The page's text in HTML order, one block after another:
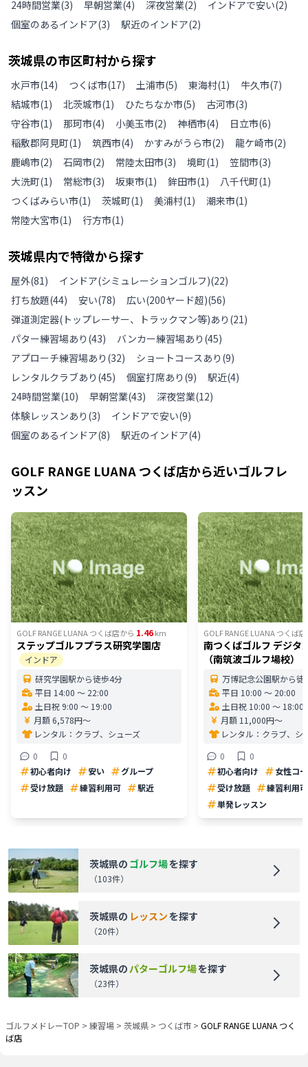
24時間営業(3) 早朝営業(4) 深夜営業(2) インドアで安い(2)
個室のあるインドア(3) 駅近のインドア(2)
茨城県の市区町村から探す
水戸市(14) つくば市(17) 土浦市(5) 東海村(1) 牛久市(7)
結城市(1) 北茨城市(1) ひたちなか市(5) 古河市(3)
守谷市(1) 那珂市(4) 小美玉市(2) 神栖市(4) 日立市(6)
稲敷郡阿見町(1) 筑西市(4) かすみがうら市(2) 龍ケ崎市(2)
鹿嶋市(2) 石岡市(2) 常陸太田市(3) 境町(1) 笠間市(3)
大洗町(1) 常総市(3) 坂東市(1) 鉾田市(1) 八千代町(1)
つくばみらい市(1) 茨城町(1) 美浦村(1) 潮来市(1)
常陸大宮市(1) 行方市(1)
茨城県内で特徴から探す
屋外(81) インドア(シミュレーションゴルフ)(22)
打ち放題(44) 安い(78) 広い(200ヤード超)(56)
弾道測定器(トップレーサー、トラックマン等)あり (21)
パター練習場あり (43) バンカー練習場あり (45)
アプローチ練習場あり (32) ショートコースあり (9)
レンタルクラブあり (45) 個室打席あり (9) 駅近(4)
24時間営業(10) 早朝営業(43) 深夜営業(12)
体験レッスンあり (3) インドアで安い(9)
個室のあるインドア(8) 駅近のインドア(4)
GOLF RANGE LUANA つくば店から近いゴルフレ
ッスン
GOLF RANGE LUANA つくば店から 1.46km
ステップゴルフプラス研究学園店
インドア
研究学園駅から徒歩4分
平日 14:00 〜 22:00
土日祝 9:00 〜 19:00
月額 6,578円〜
レンタル： クラブ、シューズ
0
0
初心者向け
安い
グループ
受け放題
練習利用可 駅近
GOLF RANGE LUANA つくば店
南つくばゴルフ デジタ
（南筑波ゴルフ場校）
万博記念公園駅から徒
平日 10:00 〜 20:00
土日祝 10:00 〜 18:00
月額 11,000円〜
レンタル： クラブ、シ
0
0
初心者向け
女性コ
受け放題
練習利用可
単発レッスン
茨城県の ゴルフ場を探す
（103件）
茨城県の レッスンを探す
（20件）
茨城県のパターゴルフ場を探す
（23件）
ゴルフメドレーTOP > 練習場 > 茨城県 > つくば市 > GOLF RANGE LUANA つく
ば店